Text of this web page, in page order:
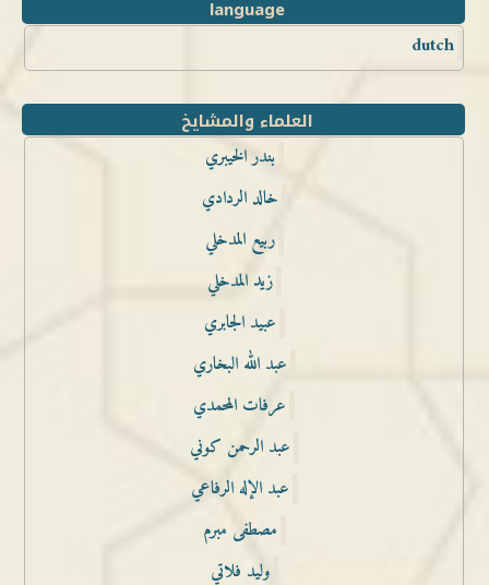
language
dutch
العلماء والمشايخ
بندر الخيبري
خالد الردادي
ربيع المدخلي
زيد المدخلي
عبيد الجابري
عبد الله البخاري
عرفات المحمدي
عبد الرحمن كوني
عبد الإله الرفاعي
مصطفى مبرم
وليد فلاتي